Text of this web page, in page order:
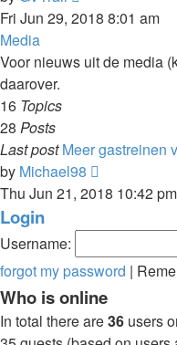
the
post
Fri Jun 29, 2018 8:01 am
Media
Voor nieuws uit de media
daarover.
16 Topics
28 Posts
Last post Meer gastreinen
by Michael98
the
post
Thu Jun 21, 2018 10:42 pm
Login
Username:
forgot my password |
Who is online
In total there are36 users